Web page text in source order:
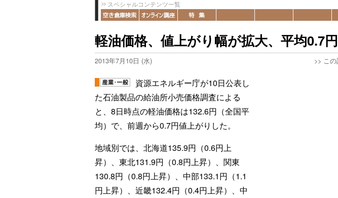
スペシャルコンテンツ一覧
軽油価格、値上がり幅が拡大、平均0.7
2013年7月10日 (水) >> こ
資源エネルギー庁が10日公表し
た石油製品の給油所小売価格調査による
と、8日時点の軽油価格は132.6円（全国平
均）で、前週から0.7円値上がりした。
地域別では、北海道135.9円（0.6円上
昇）、東北131.9円（0.8円上昇）、関東
130.8円（0.8円上昇）、中部133.1円（1.1
円上昇）、近畿132.4円（0.4円上昇）、中